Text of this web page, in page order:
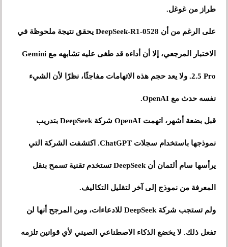
طراز من غوغل.
على الرغم من أن DeepSeek-R1-0528 يحقق نتيجة ملحوظة في
الاختبار المرجعي، إلا أن أداءه قد طغى عليه تشابهه مع Gemini
2.5 Pro. ولا يعد حجم هذه الاتهامات مفاجئًا، نظرًا لأن الشيء
نفسه حدث مع OpenAI.
قبل بضعة أشهر، اتهمت OpenAI شركة DeepSeek بتدريب
نموذجها باستخدام سجلات ChatGPT. اكتشفت الشركة التي
يرأسها سام ألتمان أن DeepSeek تستخدم تقنية تسمح بنقل
المعرفة من نموذج إلى آخر لتقليل التكاليف.
ولم تستجب شركة DeepSeek للادعاءات، ومن المرجح أنها لن
تفعل ذلك. لا يخضع الذكاء الاصطناعي الصيني لأي قوانين تلزمه